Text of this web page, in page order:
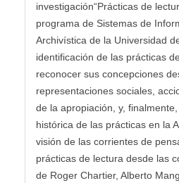
investigación“Prácticas de
programa de Sistemas de
Archivística de la Universidad
identificación de las prácticas
reconocer sus concepciones
representaciones sociales,
de la apropiación, y,
histórica de las prácticas en la
visión de las corrientes de
prácticas de lectura desde las
de Roger Chartier, Alberto